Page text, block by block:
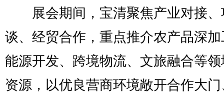
展会期间，宝清聚焦产业对接、
谈、经贸合作，重点推介农产品深
能源开发、跨境物流、文旅融合等
资源，以优良营商环境敞开合作大